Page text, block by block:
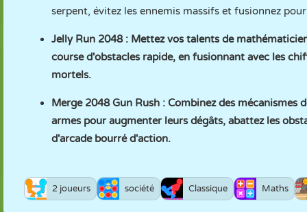
serpent, évitez les ennemis massifs et fusionnez
Jelly Run 2048: Mettez vos talents de
course d'obstacles rapide, en fusionnant avec les
mortels.
Merge 2048 Gun Rush : Combinez des mécanismes
armes pour augmenter leurs dégâts, abattez les
d'arcade bourré d'action.
2 joueurs société Classique Maths